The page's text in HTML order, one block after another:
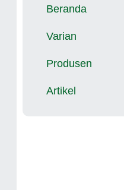
Beranda
Varian
Produsen
Artikel